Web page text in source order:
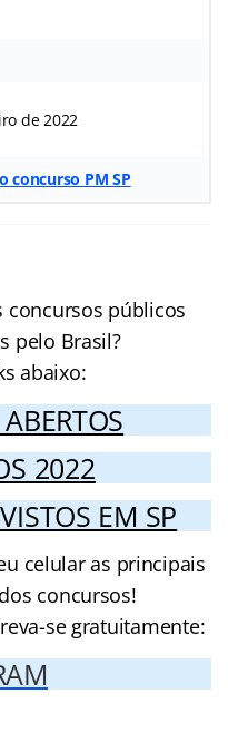
de 2022
concurso PM SP
concursos públicos
pelo Brasil?
abaixo:
2022
EM SP
celular as principais
concursos!
se gratuitamente: